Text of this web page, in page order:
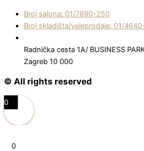
Broj salona: 01/7890-250
Broj skladišta/veleprodaje: 01/
Radnička cesta 1A/ BUSINESS
Zagreb 10 000
© All rights reserved
0
0